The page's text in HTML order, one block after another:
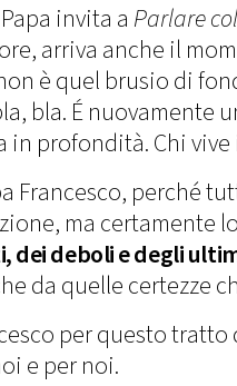
invita a Parlare
arriva anche il
è quel brusio di
bla. É nuovamente
in profondità. Chi
Francesco, perché
ma certamente
dei deboli e degli
da quelle certezze
per questo
e per noi.